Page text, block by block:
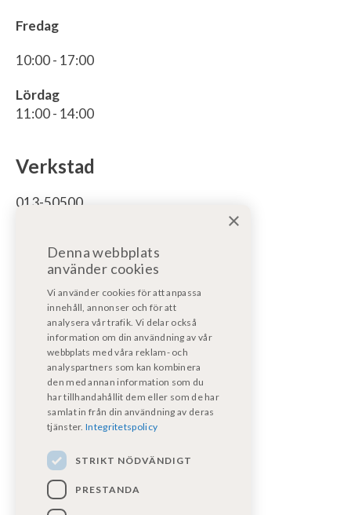
Fredag
10:00 - 17:00
Lördag
11:00 - 14:00
Verkstad
013-50500
bodelsverkstad@fritidsfordonost.se
För motorservice/reparation:
motorverkstad@kpmf.nu
För garantiärenden:
bodelsverkstad@fritidsfordonost.se
Våra certifikat
×
Denna webbplats
använder cookies
Vi använder cookies för att anpassa
innehåll, annonser och för att
analysera vår trafik. Vi delar också
information om din användning av vår
webbplats med våra reklam- och
analyspartners som kan kombinera
den med annan information som du
har tillhandahållit dem eller som de har
samlat in från din användning av deras
tjänster. Integritetspolicy
STRIKT NÖDVÄNDIGT
PRESTANDA